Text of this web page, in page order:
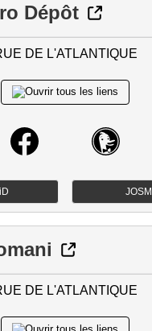
Dépôt
DE L'ATLANTIQUE
JOSM
DE L'ATLANTIQUE